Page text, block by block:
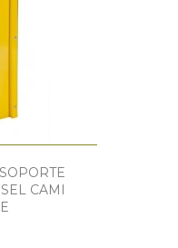
CAMI